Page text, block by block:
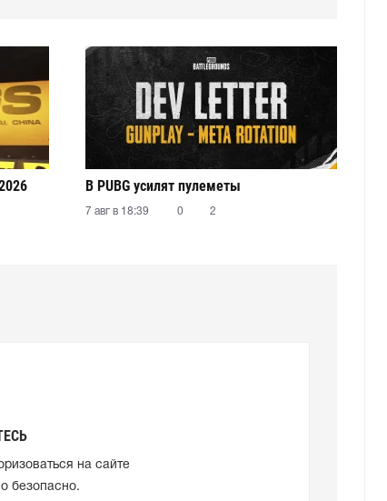
В PUBG усилят пулеметы
7 авг в 18:39 0 2
на сайте
безопасно.